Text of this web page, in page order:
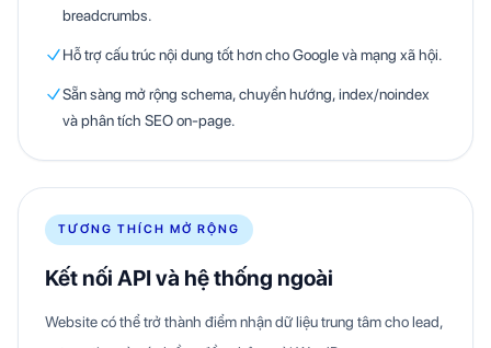
breadcrumbs.
Hỗ trợ cấu trúc nội dung tốt hơn cho Google và mạng xã hội.
Sẵn sàng mở rộng schema, chuyển hướng, index/noindex
và phân tích SEO on-page.
TƯƠNG THÍCH MỞ RỘNG
Kết nối API và hệ thống ngoài
Website có thể trở thành điểm nhận dữ liệu trung tâm cho lead,